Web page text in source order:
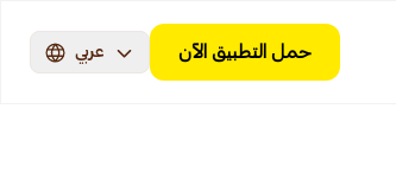
حمل التطبيق الآن عربي